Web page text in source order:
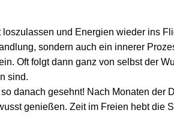
und Energien wieder ins
sondern auch ein innerer
Oft folgt dann ganz von selbst der
sind.
danach gesehnt! Nach Monaten der
genießen. Zeit im Freien hebt die